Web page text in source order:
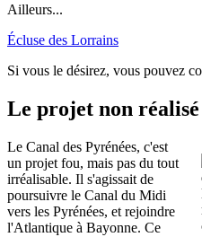
Ailleurs...
Écluse des Lorrains
Si vous le désirez, vous pouvez
Le projet non
Le Canal des Pyrénées, c'est
un projet fou, mais pas du tout
irréalisable. Il s'agissait de
poursuivre le Canal du Midi
vers les Pyrénées, et rejoindre
l'Atlantique à Bayonne. Ce